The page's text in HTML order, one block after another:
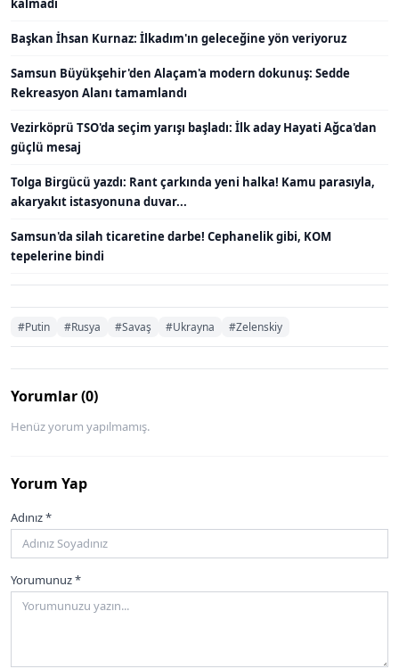
kalmadı
Başkan İhsan Kurnaz: İlkadım'ın geleceğine yön veriyoruz
Samsun Büyükşehir'den Alaçam'a modern dokunuş: Sedde
Rekreasyon Alanı tamamlandı
Vezirköprü TSO'da seçim yarışı başladı: İlk aday Hayati Ağca'dan
güçlü mesaj
Tolga Birgücü yazdı: Rant çarkında yeni halka! Kamu parasıyla,
akaryakıt istasyonuna duvar...
Samsun'da silah ticaretine darbe! Cephanelik gibi, KOM
tepelerine bindi
#Putin #Rusya #Savaş #Ukrayna #Zelenskiy
Yorumlar (0)
Henüz yorum yapılmamış.
Yorum Yap
Adınız *
Yorumunuz *